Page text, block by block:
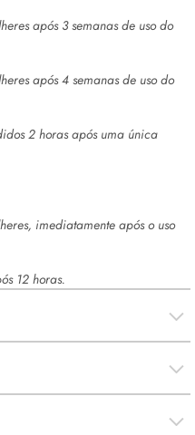
após 3 semanas de uso do
após 4 semanas de uso do
2 horas após uma única
imediatamente após o uso
12 horas.